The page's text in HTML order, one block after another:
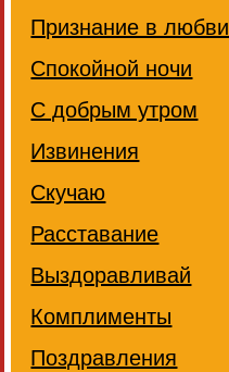
Признание в любви
Спокойной ночи
С добрым утром
Извинения
Скучаю
Расставание
Выздоравливай
Комплименты
Поздравления